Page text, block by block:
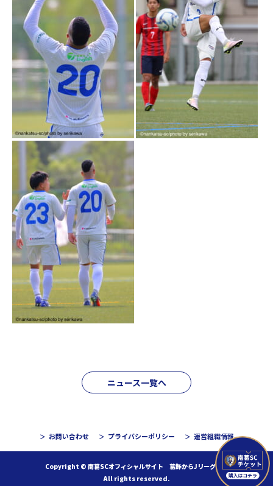
ニュース一覧へ
お問い合わせ プライバシーポリシー 運営組織情報
Copyright © 南葛SCオフィシャルサイト 葛飾からJリーグへ！
All rights reserved.